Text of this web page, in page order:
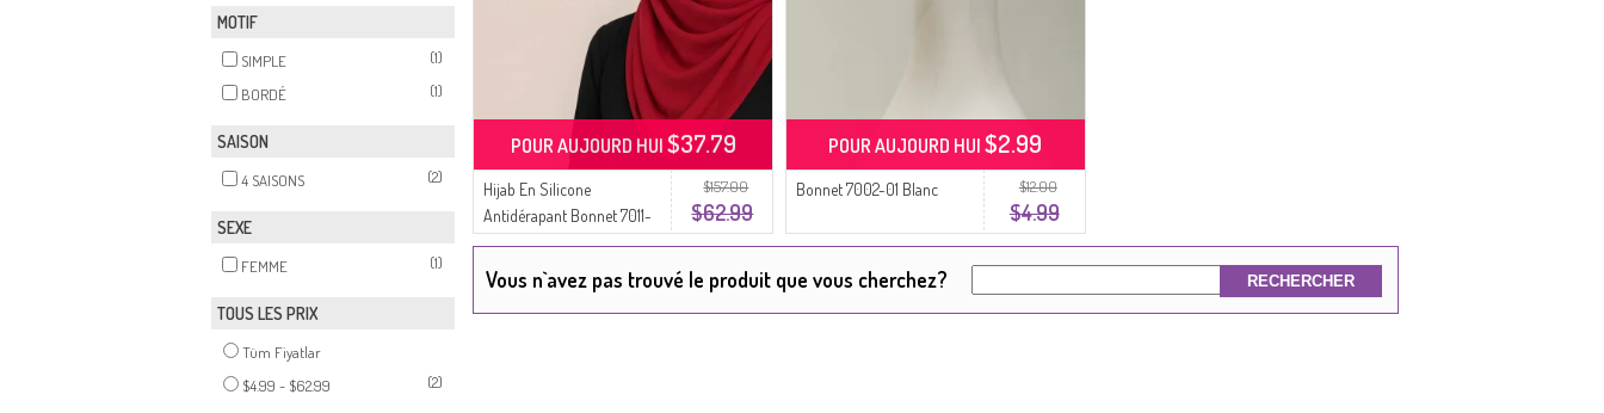
MOTIF
SIMPLE
(1)
BORDÉ
(1)
SAISON
4 SAISONS (2)
SEXE
FEMME (1)
TOUS LES PRIX
Tüm Fiyatlar
$4.99 - $62.99
(2)
$157.00
$62.99
Hijab En Silicone
Antidérapant Bonnet 7011-
01 Noir
POUR AUJOURD HUI $37.79
$12.00
$4.99
Bonnet 7002-01 Blanc
POUR AUJOURD HUI$2.99
Vous n`avez pas trouvé le produit que vous cherchez?